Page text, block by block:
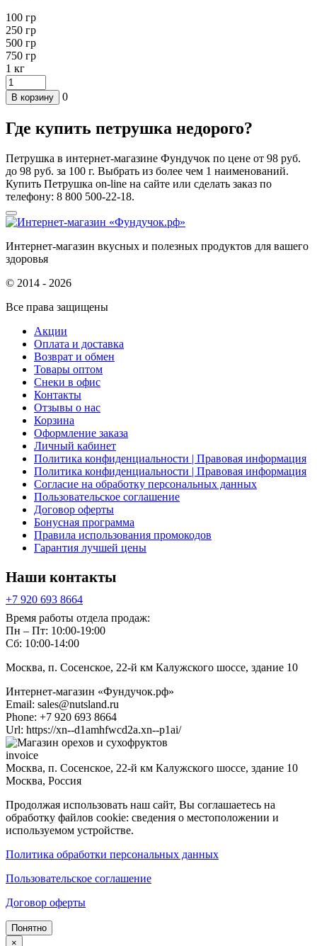
100 гр
250 гр
500 гр
750 гр
1 кг
В корзину 0
Где купить петрушка недорого?
Петрушка в интернет-магазине Фундучок по цене от 98 руб.
до 98 руб. за 100 г. Выбрать из более чем 1 наименований.
Купить Петрушка on-line на сайте или сделать заказ по
телефону: 8 800 500-22-18.
Интернет-магазин вкусных и полезных продуктов для вашего
здоровья
© 2014 - 2026
Все права защищены
Акции
Оплата и доставка
Возврат и обмен
Товары оптом
Снеки в офис
Контакты
Отзывы о нас
Корзина
Оформление заказа
Личный кабинет
Политика конфиденциальности | Правовая информация
Политика конфиденциальности | Правовая информация
Согласие на обработку персональных данных
Пользовательское соглашение
Договор оферты
Бонусная программа
Правила использования промокодов
Гарантия лучшей цены
Наши контакты
+7 920 693 8664
Время работы отдела продаж:
Пн – Пт: 10:00-19:00
Сб: 10:00-14:00
Москва, п. Сосенское, 22-й км Калужского шоссе, здание 10
Интернет-магазин «Фундучок.рф»
Email: sales@nutsland.ru
Phone: +7 920 693 8664
Url: https://xn--d1amhfwcd2a.xn--p1ai/
invoice
Москва, п. Сосенское, 22-й км Калужского шоссе, здание 10
Москва, Россия
Продолжая использовать наш сайт, Вы соглашаетесь на
обработку файлов cookie: сведения о местоположении и
используемом устройстве.
Политика обработки персональных данных
Пользовательское соглашение
Договор оферты
Понятно
×